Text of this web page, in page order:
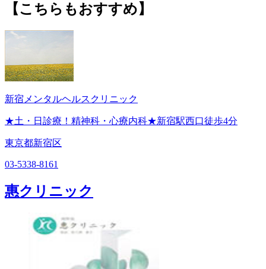
【こちらもおすすめ】
新宿メンタルヘルスクリニック
★土・日診療！精神科・心療内科★新宿駅西口徒歩4分
東京都新宿区
03-5338-8161
惠クリニック